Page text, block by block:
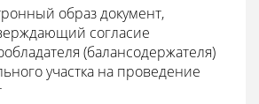
образ документ,
согласие
(балансодержателя)
участка на проведение